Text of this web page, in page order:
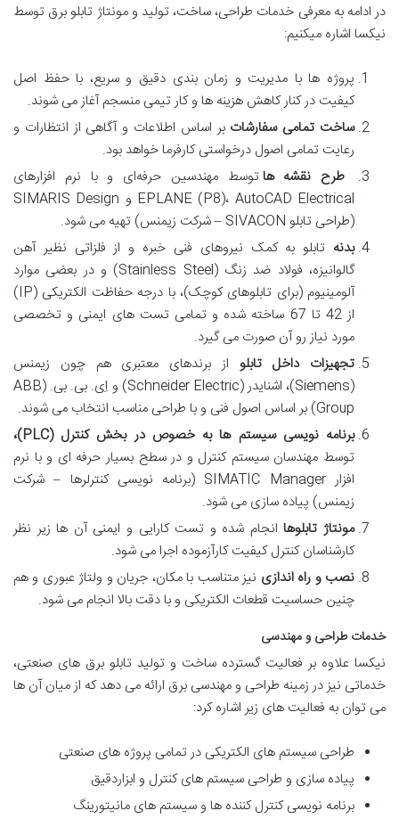
در ادامه به معرفی خدمات طراحی، ساخت، تولید و مونتاژ تابلو برق توسط
نیکسا اشاره میکنیم:
پروژه ها با مدیریت و زمان بندی دقیق و سریع، با حفظ اصل
کیفیت در کنار کاهش هزینه ها و کار تیمی منسجم آغاز می شوند.
ساخت تمامی سفارشات بر اساس اطلاعات و آگاهی از انتظارات و
رعایت تمامی اصول درخواستی کارفرما خواهد بود.
طرح نقشه ها توسط مهندسین حرفه‌ای و با نرم افزارهای
EPLANE (P8)، AutoCAD Electrical و SIMARIS Design
(طراحی تابلو SIVACON – شرکت زیمنس) تهیه می شود.
بدنه تابلو به کمک نیروهای فنی خبره و از فلزاتی نظیر آهن
گالوانیزه، فولاد ضد زنگ (Stainless Steel) و در بعضی موارد
آلومینیوم (برای تابلوهای کوچک)، با درجه حفاظت الکتریکی (IP)
از 42 تا 67 ساخته شده و تمامی تست های ایمنی و تخصصی
مورد نیاز رو آن صورت می گیرد.
تجهیزات داخل تابلو از برندهای معتبری هم چون زیمنس
(Siemens)، اشنایدر (Schneider Electric) و اِی. بی. بی. (ABB
Group) بر اساس اصول فنی و با طراحی مناسب انتخاب می شوند.
برنامه نویسی سیستم ها به خصوص در بخش کنترل (PLC)،
توسط مهندسان سیستم کنترل و در سطح بسیار حرفه ای و با نرم
افزار SIMATIC Manager (برنامه نویسی کنترلرها – شرکت
زیمنس) پیاده سازی می شود.
مونتاژ تابلوهاانجام شده و تست کارایی و ایمنی آن ها زیر نظر
کارشناسان کنترل کیفیت کارآزموده اجرا می شود.
نصب و راه اندازی نیز متناسب با مکان، جریان و ولتاژ عبوری و هم
چنین حساسیت قطعات الکتریکی و با دقت بالا انجام می شود.
خدمات طراحی و مهندسی
نیکسا علاوه بر فعالیت گسترده ساخت و تولید تابلو برق های صنعتی،
خدماتی نیز در زمینه طراحی و مهندسی برق ارائه می دهد که از میان آن ها
می توان به فعالیت های زیر اشاره کرد:
طراحی سیستم های الکتریکی در تمامی پروژه های صنعتی
پیاده سازی و طراحی سیستم های کنترل و ابزاردقیق
برنامه نویسی کنترل کننده ها و سیستم های مانیتورینگ